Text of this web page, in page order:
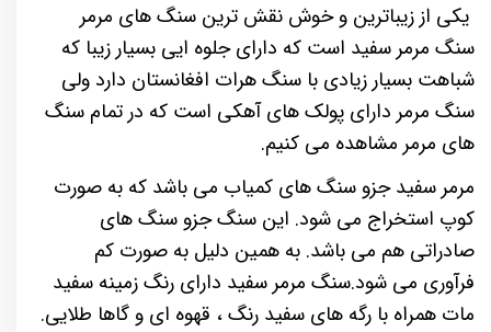
یکی از زیباترین و خوش نقش ترین سنگ های مرمر
سنگ مرمر سفید است که دارای جلوه ایی بسیار زیبا که
شباهت بسیار زیادی با سنگ هرات افغانستان دارد ولی
سنگ مرمر دارای پولک های آهکی است که در تمام سنگ
های مرمر مشاهده می کنیم.
مرمر سفید جزو سنگ های کمیاب می باشد که به صورت
کوپ استخراج می شود. این سنگ جزو سنگ های
صادراتی هم می باشد. به همین دلیل به صورت کم
فرآوری می شود.سنگ مرمر سفید دارای رنگ زمینه سفید
مات همراه با رگه های سفید رنگ ، قهوه ای و گاها طلایی.